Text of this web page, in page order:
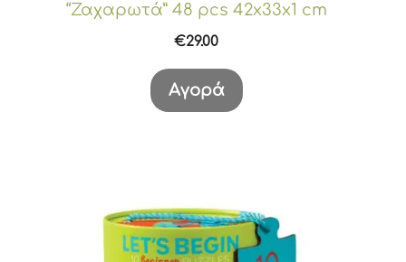
“Ζαχαρωτά” 48 pcs 42x33x1 cm
€29.00
Αγορά